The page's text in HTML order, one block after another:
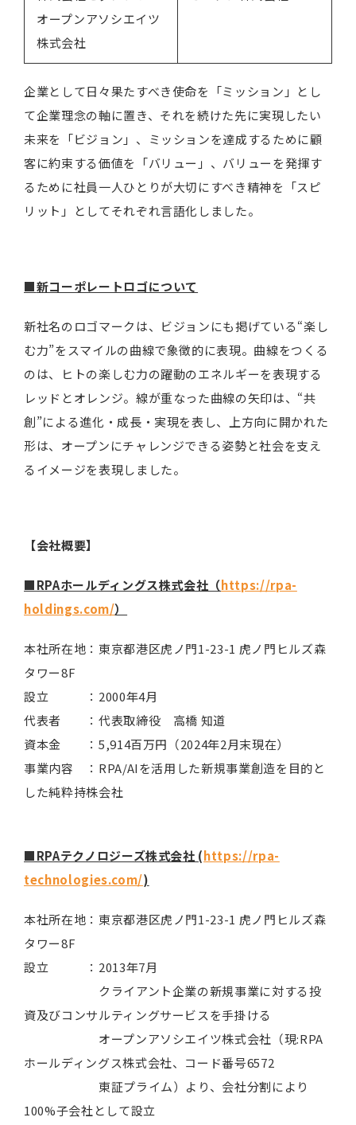
オープンアソシエイツ
株式会社
企業として日々果たすべき使命を「ミッション」とし
て企業理念の軸に置き、それを続けた先に実現したい
未来を「ビジョン」、ミッションを達成するために顧
客に約束する価値を「バリュー」、バリューを発揮す
るために社員一人ひとりが大切にすべき精神を「スピ
リット」としてそれぞれ言語化しました。
■新コーポレートロゴについて
新社名のロゴマークは、ビジョンにも掲げている“楽し
む力”をスマイルの曲線で象徴的に表現。曲線をつくる
のは、ヒトの楽しむ力の躍動のエネルギーを表現する
レッドとオレンジ。線が重なった曲線の矢印は、“共
創”による進化・成長・実現を表し、上方向に開かれた
形は、オープンにチャレンジできる姿勢と社会を支え
るイメージを表現しました。
【会社概要】
■RPAホールディングス株式会社（https://rpa-
holdings.com/）
本社所在地：東京都港区虎ノ門1-23-1 虎ノ門ヒルズ森
タワー8F
設立 ：2000年4月
代表者 ：代表取締役 高橋 知道
資本金 ：5,914百万円（2024年2月末現在）
事業内容 ：RPA/AIを活用した新規事業創造を目的と
した純粋持株会社
■RPAテクノロジーズ株式会社 (https://rpa-
technologies.com/)
本社所在地：東京都港区虎ノ門1-23-1 虎ノ門ヒルズ森
タワー8F
設立 ：2013年7月
クライアント企業の新規事業に対する投
資及びコンサルティングサービスを手掛ける
オープンアソシエイツ株式会社（現:RPA
ホールディングス株式会社、コード番号6572
東証プライム）より、会社分割により
100%子会社として設立